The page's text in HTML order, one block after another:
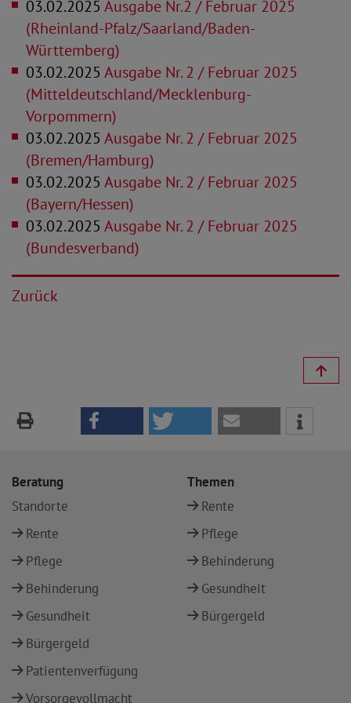
03.02.2025 Ausgabe Nr.2 / Februar 2025
(Rheinland-Pfalz/Saarland/Baden-
Württemberg)
03.02.2025 Ausgabe Nr. 2 / Februar 2025
(Mitteldeutschland/Mecklenburg-
Vorpommern)
03.02.2025 Ausgabe Nr. 2 / Februar 2025
(Bremen/Hamburg)
03.02.2025 Ausgabe Nr. 2 / Februar 2025
(Bayern/Hessen)
03.02.2025 Ausgabe Nr. 2 / Februar 2025
(Bundesverband)
Zurück
Beratung
Standorte
Rente
Pflege
Behinderung
Gesundheit
Bürgergeld
Patientenverfügung
Vorsorgevollmacht
Themen
Rente
Pflege
Behinderung
Gesundheit
Bürgergeld